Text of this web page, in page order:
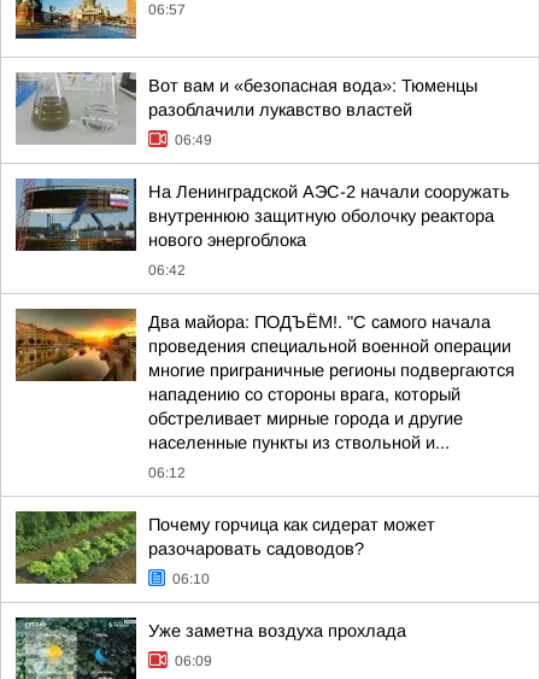
06:57
Вот вам и «безопасная вода»: Тюменцы
разоблачили лукавство властей
06:49
На Ленинградской АЭС-2 начали сооружать
внутреннюю защитную оболочку реактора
нового энергоблока
06:42
Два майора: ПОДЪЁМ!. "С самого начала
проведения специальной военной операции
многие приграничные регионы подвергаются
нападению со стороны врага, который
обстреливает мирные города и другие
населенные пункты из ствольной и...
06:12
Почему горчица как сидерат может
разочаровать садоводов?
06:10
Уже заметна воздуха прохлада
06:09